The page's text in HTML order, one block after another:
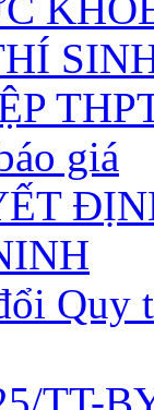
giá
Quy